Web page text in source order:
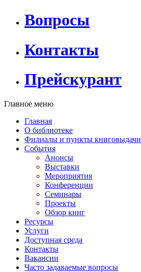
Вопросы
Контакты
Прейскурант
Главное меню
Главная
О библиотеке
Филиалы и пункты книговыдачи
События
Анонсы
Выставки
Мероприятия
Конференции
Семинары
Проекты
Обзор книг
Ресурсы
Услуги
Доступная среда
Контакты
Вакансии
Часто задаваемые вопросы